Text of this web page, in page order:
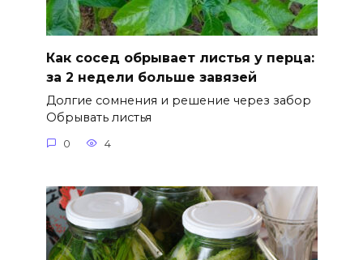
Как сосед обрывает листья у перца:
за 2 недели больше завязей
Долгие сомнения и решение через забор
Обрывать листья
0 4